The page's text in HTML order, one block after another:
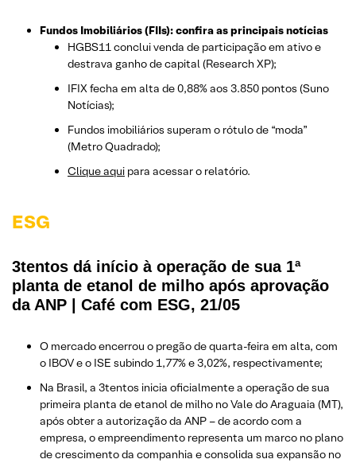
Fundos Imobiliários (FIIs): confira as principais notícias
HGBS11 conclui venda de participação em ativo e
destrava ganho de capital (Research XP);
IFIX fecha em alta de 0,88% aos 3.850 pontos (Suno
Notícias);
Fundos imobiliários superam o rótulo de “moda”
(Metro Quadrado);
Clique aqui para acessar o relatório.
ESG
3tentos dá início à operação de sua 1ª
planta de etanol de milho após aprovação
da ANP | Café com ESG, 21/05
O mercado encerrou o pregão de quarta-feira em alta, com
o IBOV e o ISE subindo 1,77% e 3,02%, respectivamente;
Na Brasil, a 3tentos inicia oficialmente a operação de sua
primeira planta de etanol de milho no Vale do Araguaia (MT),
após obter a autorização da ANP – de acordo com a
empresa, o empreendimento representa um marco no plano
de crescimento da companhia e consolida sua expansão no